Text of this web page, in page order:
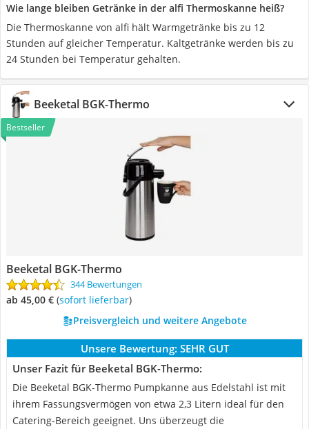
Wie lange bleiben Getränke in der alfi Thermoskanne heiß?
Die Thermoskanne von alfi hält Warmgetränke bis zu 12
Stunden auf gleicher Temperatur. Kaltgetränke werden bis zu
24 Stunden bei Temperatur gehalten.
Beeketal BGK-Thermo
Bestseller
Beeketal BGK-Thermo
344 Bewertungen
ab 45,00 € ( Sofort lieferbar)
Preisvergleich und weitere Angebote
Unsere Bewertung: SEHR GUT
Unser Fazit für Beeketal BGK-Thermo:
Die Beeketal BGK-Thermo Pumpkanne aus Edelstahl ist mit
ihrem Fassungsvermögen von etwa 2,3 Litern ideal für den
Catering-Bereich geeignet. Uns überzeugt die